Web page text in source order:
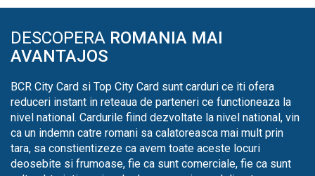
DESCOPERA ROMANIA MAI
AVANTAJOS
BCR City Card si Top City Card sunt carduri ce iti ofera
reduceri instant in reteaua de parteneri ce functioneaza la
nivel national. Cardurile fiind dezvoltate la nivel national, vin
ca un indemn catre romani sa calatoreasca mai mult prin
tara, sa constientizeze ca avem toate aceste locuri
deosebite si frumoase, fie ca sunt comerciale, fie ca sunt